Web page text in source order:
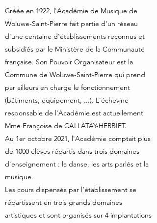
Créée en 1922, l'Académie de Musique de
Woluwe-Saint-Pierre fait partie d'un réseau
d'une centaine d'établissements reconnus et
subsidiés par le Ministère de la Communauté
française. Son Pouvoir Organisateur est la
Commune de Woluwe-Saint-Pierre qui prend
par ailleurs en charge le fonctionnement
(bâtiments, équipement, ...). L'échevine
responsable de l'Académie est actuellement
Mme Françoise de CALLATAY-HERBIET.
Au 1er octobre 2021, l'Académie comptait plus
de 1000 élèves répartis dans trois domaines
d'enseignement : la danse, les arts parlés et la
musique.
Les cours dispensés par l’établissement se
répartissent en trois grands domaines
artistiques et sont organisés sur 4 implantations